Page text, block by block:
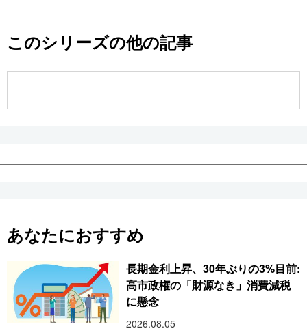
お知らせ
このシリーズの他の記事
あなたにおすすめ
長期金利上昇、30年ぶりの3%目前:
高市政権の「財源なき」消費減税
に懸念
2026.08.05